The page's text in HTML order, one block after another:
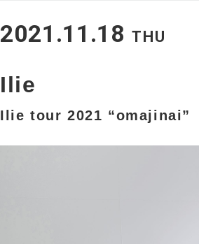
2021.11.18 THU
Ilie
Ilie tour 2021 “omajinai”